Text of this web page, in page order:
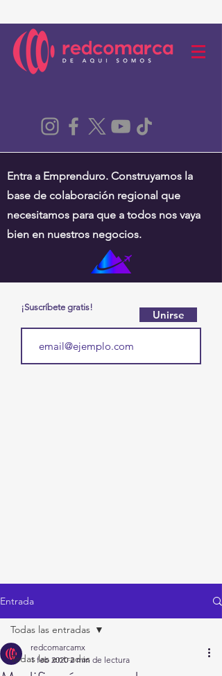
Entra a Emprenduro. Construyamos la
base de colaboración regional que
necesitamos para que a todos nos vaya
bien en nuestros negocios.
¡Suscríbete gratis!
Unirse
Entrada
Todas las entradas
Todas las entradas
redcomarcamx
1 feb 2020 2 min de lectura